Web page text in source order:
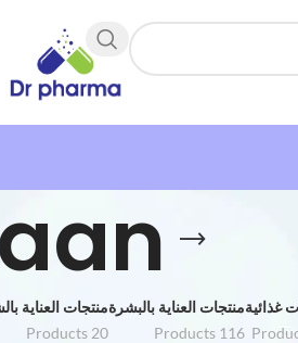
غذائيةمنتجات العناية بالبشرة
116 Products
منتجات العناية
20 Products